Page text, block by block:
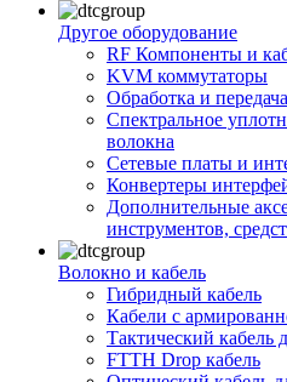
Другое оборудование
RF Компоненты и
KVM коммутаторы
Обработка и
Спектральное
волокна
Сетевые платы и
Конвертеры
Дополнительные
инструментов,
Волокно и кабель
Гибридный кабель
Кабели с
Тактический кабель
FTTH Drop кабель